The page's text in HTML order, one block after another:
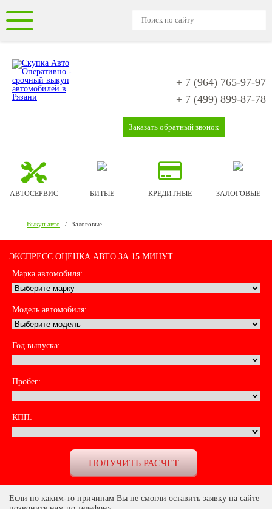
+ 7 (964) 765-97-97
+ 7 (499) 899-87-78
Заказать обратный звонок
АВТОСЕРВИС БИТЫЕ КРЕДИТНЫЕ ЗАЛОГОВЫЕ
Выкуп авто / Залоговые
ЭКСПРЕСС ОЦЕНКА АВТО ЗА 15 МИНУТ
Марка автомобиля:
Модель автомобиля:
Год выпуска:
Пробег:
КПП:
Если по каким-то причинам Вы не смогли оставить заявку на сайте